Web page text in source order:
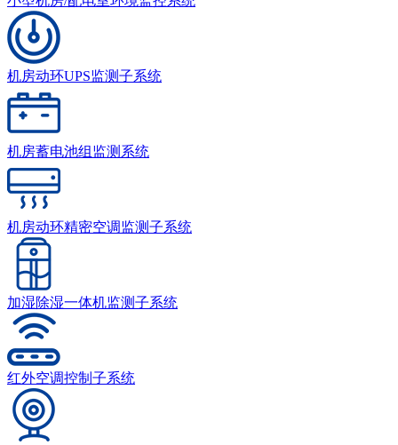
机房动环UPS监测子系统
机房蓄电池组监测系统
机房动环精密空调监测子系统
加湿除湿一体机监测子系统
红外空调控制子系统